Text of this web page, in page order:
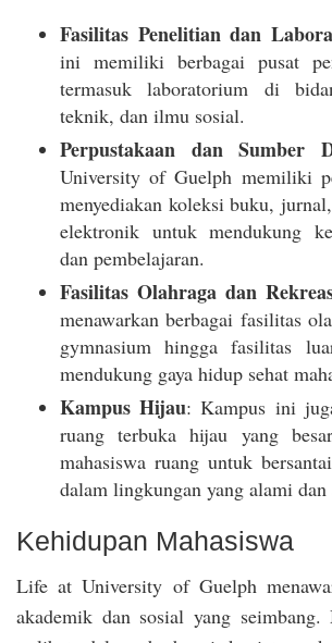
Fasilitas Penelitian dan
ini memiliki berbagai pusat
termasuk laboratorium di
teknik, dan ilmu sosial.
Perpustakaan dan Sumber
University of Guelph memiliki
menyediakan koleksi buku,
elektronik untuk mendukung
dan pembelajaran.
Fasilitas Olahraga dan
menawarkan berbagai fasilitas
gymnasium hingga fasilitas
mendukung gaya hidup sehat
Kampus Hijau: Kampus ini
ruang terbuka hijau yang
mahasiswa ruang untuk
dalam lingkungan yang alami dan
Kehidupan Mahasiswa
Life at University of Guelph
akademik dan sosial yang seimbang.